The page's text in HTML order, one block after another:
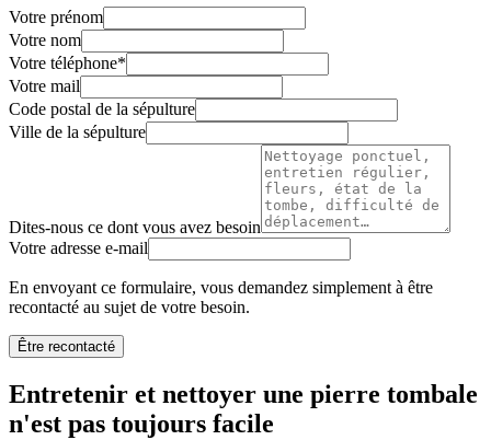
Votre prénom
Votre nom
Votre téléphone*
Votre mail
Code postal de la sépulture
Ville de la sépulture
Dites-nous ce dont vous avez besoin
Votre adresse e-mail
En envoyant ce formulaire, vous demandez simplement à être
recontacté au sujet de votre besoin.
Être recontacté
Entretenir et nettoyer une pierre tombale
n'est pas toujours facile